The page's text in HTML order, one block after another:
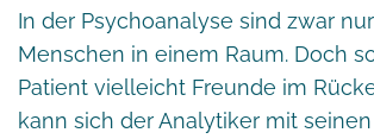
In der Psychoanalyse sind zwar
Menschen in einem Raum. Doch
Patient vielleicht Freunde im
kann sich der Analytiker mit